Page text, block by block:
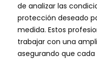
de analizar las
protección deseado
medida. Estos
trabajar con una
asegurando que